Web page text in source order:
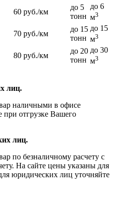
60 руб./км
до 5
тонн
до 6
м3
70 руб./км
до 15
тонн
до 15
м3
80 руб./км
до 20
тонн
до 30
м3
лиц.
наличными в офисе
при отгрузке Вашего
лиц.
по безналичному расчету с
На сайте цены указаны для
юридических лиц уточняйте